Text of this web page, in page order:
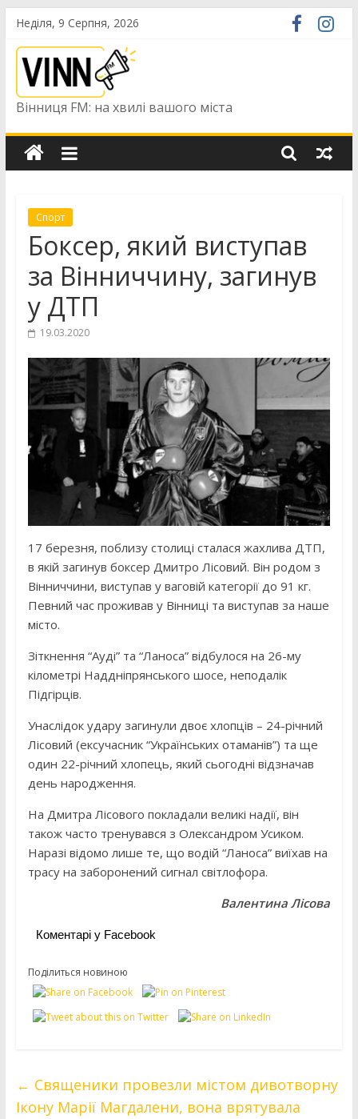
Skip
content
Неділя, 9 Серпня, 2026
Вінниця FM: на хвилі вашого міста
Спорт
Боксер, який виступав
за Вінниччину, загинув
у ДТП
19.03.2020
17 березня, поблизу столиці сталася жахлива ДТП,
в якій загинув боксер Дмитро Лісовий. Він родом з
Вінниччини, виступав у ваговій категорії до 91 кг.
Певний час проживав у Вінниці та виступав за наше
місто.
Зіткнення “Ауді” та “Ланоса” відбулося на 26-му
кілометрі Наддніпрянського шосе, неподалік
Підгірців.
Унаслідок удару загинули двоє хлопців – 24-річний
Лісовий (ексучасник “Українських отаманів”) та ще
один 22-річний хлопець, який сьогодні відзначав
день народження.
На Дмитра Лісового покладали великі надії, він
також часто тренувався з Олександром Усиком.
Наразі відомо лише те, що водій “Ланоса” виїхав на
трасу на заборонений сигнал світлофора.
Валентина Лісова
Коментарі у Facebook
Поділиться новиною
← Священики провезли містом дивотворну
Ікону Марії Магдалени, вона врятувала